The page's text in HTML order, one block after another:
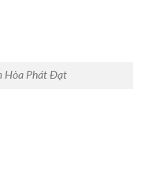
Hòa Phát Đạt